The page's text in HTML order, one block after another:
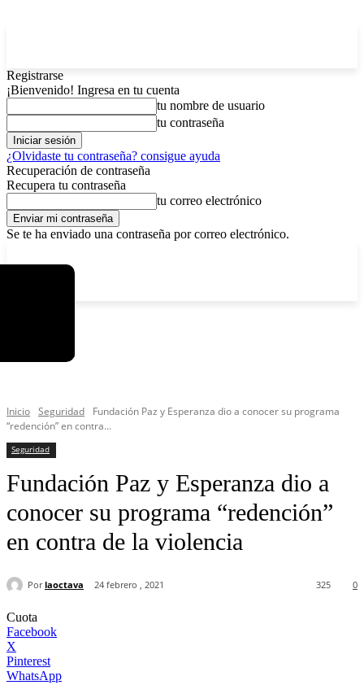
Registrarse
¡Bienvenido! Ingresa en tu cuenta
tu nombre de usuario
tu contraseña
¿Olvidaste tu contraseña? consigue ayuda
Recuperación de contraseña
Recupera tu contraseña
tu correo electrónico
Se te ha enviado una contraseña por correo electrónico.
Inicio Seguridad
Fundación Paz y Esperanza dio a conocer su programa
“redención” en contra...
Seguridad
Fundación Paz y Esperanza dio a
conocer su programa “redención”
en contra de la violencia
Por laoctava 24 febrero , 2021 0
325
Cuota
Facebook
X
Pinterest
WhatsApp